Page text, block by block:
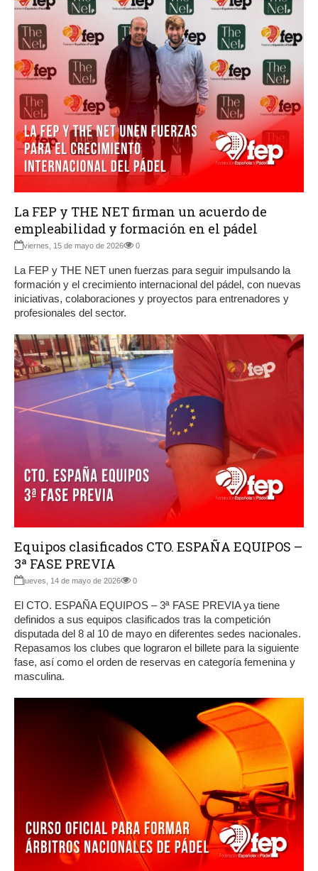
La FEP y THE NET firman un acuerdo de
empleabilidad y formación en el pádel
viernes, 15 de mayo de 2026 0
La FEP y THE NET unen fuerzas para seguir impulsando la
formación y el crecimiento internacional del pádel, con nuevas
iniciativas, colaboraciones y proyectos para entrenadores y
profesionales del sector.
Equipos clasificados CTO. ESPAÑA EQUIPOS –
3ª FASE PREVIA
jueves, 14 de mayo de 2026 0
El CTO. ESPAÑA EQUIPOS – 3ª FASE PREVIA ya tiene
definidos a sus equipos clasificados tras la competición
disputada del 8 al 10 de mayo en diferentes sedes nacionales.
Repasamos los clubes que lograron el billete para la siguiente
fase, así como el orden de reservas en categoría femenina y
masculina.